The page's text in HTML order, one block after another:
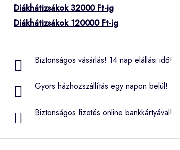
Diákhátizsákok 32000 Ft-ig
Diákhátizsákok 120000 Ft-ig
Biztonságos vásárlás! 14 nap elállási idő!
Gyors házhozszállítás egy napon belül!
Biztonságos fizetés online bankkártyával!